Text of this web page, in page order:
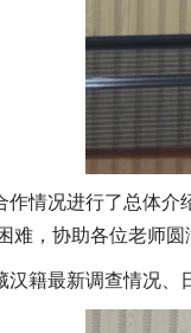
情况进行了总体
，协助各位老师圆
籍最新调查情况